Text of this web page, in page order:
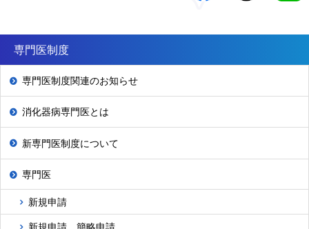
専門医制度
専門医制度関連のお知らせ
消化器病専門医とは
新専門医制度について
専門医
新規申請